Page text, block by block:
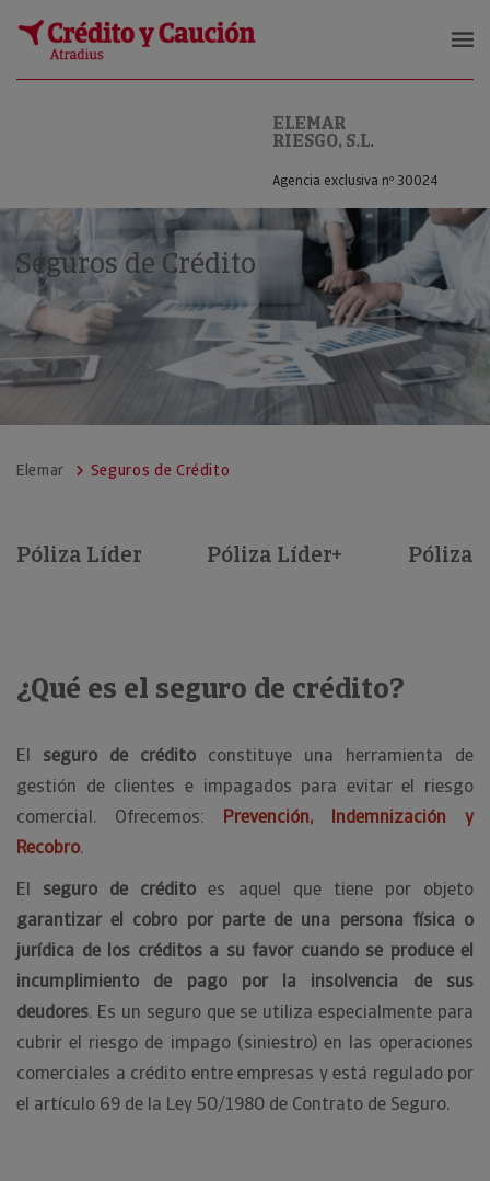
ELEMAR RIESGO, S.L.
ELEMAR
RIESGO, S.L.
Agencia exclusiva nº 30024
Seguros de Crédito
Elemar Seguros de Crédito
Póliza Líder Póliza Líder+ Póliza
¿Qué es el seguro de crédito?
El seguro de crédito constituye una herramienta de
gestión de clientes e impagados para evitar el riesgo
comercial. Ofrecemos: Prevención, Indemnización y
Recobro.
El seguro de crédito es aquel que tiene por objeto
garantizar el cobro por parte de una persona física o
jurídica de los créditos a su favor cuando se produce el
incumplimiento de pago por la insolvencia de sus
deudores. Es un seguro que se utiliza especialmente para
cubrir el riesgo de impago (siniestro) en las operaciones
comerciales a crédito entre empresas y está regulado por
el artículo 69 de la Ley 50/1980 de Contrato de Seguro.